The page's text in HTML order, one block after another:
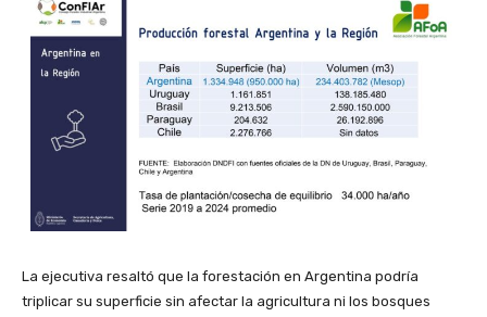
La ejecutiva resaltó que la forestación en Argentina podría
triplicar su superficie sin afectar la agricultura ni los bosques